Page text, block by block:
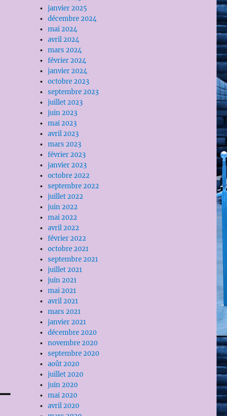
janvier 2025
décembre 2024
mai 2024
avril 2024
mars 2024
février 2024
janvier 2024
octobre 2023
septembre 2023
juillet 2023
juin 2023
mai 2023
avril 2023
mars 2023
février 2023
janvier 2023
octobre 2022
septembre 2022
juillet 2022
juin 2022
mai 2022
avril 2022
février 2022
octobre 2021
septembre 2021
juillet 2021
juin 2021
mai 2021
avril 2021
mars 2021
janvier 2021
décembre 2020
novembre 2020
septembre 2020
août 2020
juillet 2020
juin 2020
mai 2020
avril 2020